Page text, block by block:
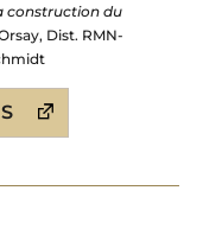
construction du
Dist. RMN-